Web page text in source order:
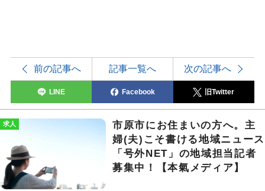
前の記事へ 記事一覧へ 次の記事へ
LINE Facebook 旧Twitter
求人
市原市にお住まいの方へ。主
婦(夫)こそ書ける地域ニュース
「号外NET」の地域担当記者
募集中！【本氣メディア】